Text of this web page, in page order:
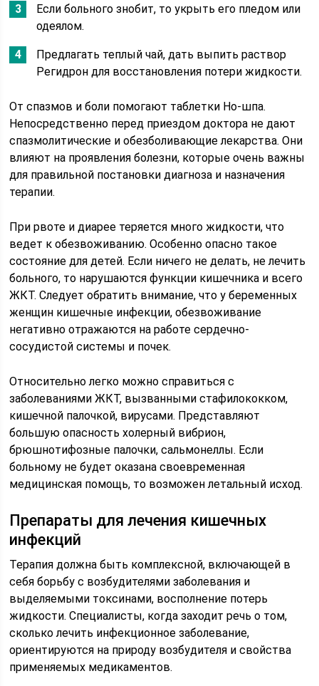
Если больного знобит, то укрыть его пледом или
одеялом.
Предлагать теплый чай, дать выпить раствор
Регидрон для восстановления потери жидкости.
От спазмов и боли помогают таблетки Но-шпа.
Непосредственно перед приездом доктора не дают
спазмолитические и обезболивающие лекарства. Они
влияют на проявления болезни, которые очень важны
для правильной постановки диагноза и назначения
терапии.
При рвоте и диарее теряется много жидкости, что
ведет к обезвоживанию. Особенно опасно такое
состояние для детей. Если ничего не делать, не лечить
больного, то нарушаются функции кишечника и всего
ЖКТ. Следует обратить внимание, что у беременных
женщин кишечные инфекции, обезвоживание
негативно отражаются на работе сердечно-
сосудистой системы и почек.
Относительно легко можно справиться с
заболеваниями ЖКТ, вызванными стафилококком,
кишечной палочкой, вирусами. Представляют
большую опасность холерный вибрион,
брюшнотифозные палочки, сальмонеллы. Если
больному не будет оказана своевременная
медицинская помощь, то возможен летальный исход.
Препараты для лечения кишечных
инфекций
Терапия должна быть комплексной, включающей в
себя борьбу с возбудителями заболевания и
выделяемыми токсинами, восполнение потерь
жидкости. Специалисты, когда заходит речь о том,
сколько лечить инфекционное заболевание,
ориентируются на природу возбудителя и свойства
применяемых медикаментов.